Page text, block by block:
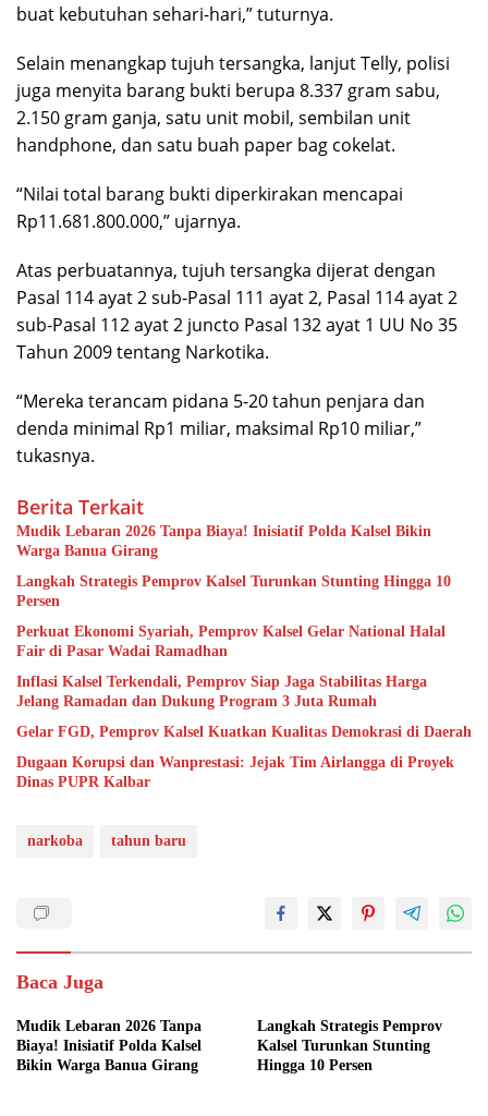
buat kebutuhan sehari-hari,” tuturnya.
Selain menangkap tujuh tersangka, lanjut Telly, polisi
juga menyita barang bukti berupa 8.337 gram sabu,
2.150 gram ganja, satu unit mobil, sembilan unit
handphone, dan satu buah paper bag cokelat.
“Nilai total barang bukti diperkirakan mencapai
Rp11.681.800.000,” ujarnya.
Atas perbuatannya, tujuh tersangka dijerat dengan
Pasal 114 ayat 2 sub-Pasal 111 ayat 2, Pasal 114 ayat 2
sub-Pasal 112 ayat 2 juncto Pasal 132 ayat 1 UU No 35
Tahun 2009 tentang Narkotika.
“Mereka terancam pidana 5-20 tahun penjara dan
denda minimal Rp1 miliar, maksimal Rp10 miliar,”
tukasnya.
Berita Terkait
Mudik Lebaran 2026 Tanpa Biaya! Inisiatif Polda Kalsel Bikin
Warga Banua Girang
Langkah Strategis Pemprov Kalsel Turunkan Stunting Hingga 10
Persen
Perkuat Ekonomi Syariah, Pemprov Kalsel Gelar National Halal
Fair di Pasar Wadai Ramadhan
Inflasi Kalsel Terkendali, Pemprov Siap Jaga Stabilitas Harga
Jelang Ramadan dan Dukung Program 3 Juta Rumah
Gelar FGD, Pemprov Kalsel Kuatkan Kualitas Demokrasi di Daerah
Dugaan Korupsi dan Wanprestasi: Jejak Tim Airlangga di Proyek
Dinas PUPR Kalbar
narkoba tahun baru
Baca Juga
Mudik Lebaran 2026 Tanpa
Biaya! Inisiatif Polda Kalsel
Bikin Warga Banua Girang
Langkah Strategis Pemprov
Kalsel Turunkan Stunting
Hingga 10 Persen